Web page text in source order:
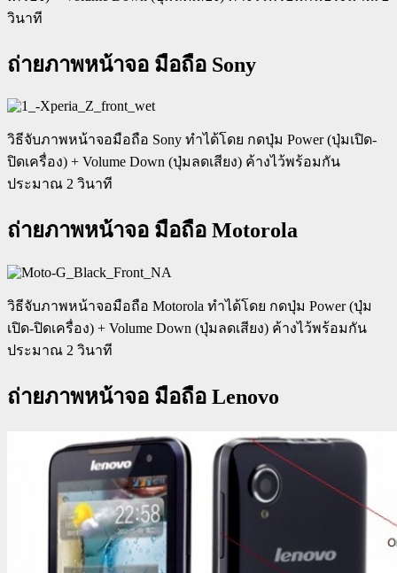
วินาที
ถ่ายภาพหน้าจอ มือถือ Sony
วิธีจับภาพหน้าจอมือถือ Sony ทำได้โดย กดปุ่ม Power (ปุ่มเปิด-
ปิดเครื่อง) + Volume Down (ปุ่มลดเสียง) ค้างไว้พร้อมกัน
ประมาณ 2 วินาที
ถ่ายภาพหน้าจอ มือถือ Motorola
วิธีจับภาพหน้าจอมือถือ Motorola ทำได้โดย กดปุ่ม Power (ปุ่ม
เปิด-ปิดเครื่อง) + Volume Down (ปุ่มลดเสียง) ค้างไว้พร้อมกัน
ประมาณ 2 วินาที
ถ่ายภาพหน้าจอ มือถือ Lenovo